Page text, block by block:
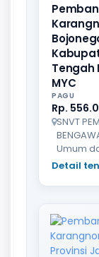
Tengah
MYC
PAGU
Rp.
SNVT
Umum
Detail